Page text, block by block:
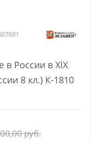
России в XIX
8 кл.) К-1810
руб.